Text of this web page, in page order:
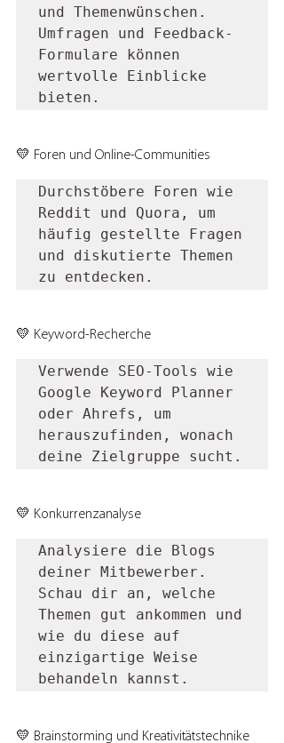
und Themenwünschen.
Umfragen und Feedback-
Formulare können
wertvolle Einblicke
bieten.
💛 Foren und Online-Communities
Durchstöbere Foren wie
Reddit und Quora, um
häufig gestellte Fragen
und diskutierte Themen
zu entdecken.
💛 Keyword-Recherche
Verwende SEO-Tools wie
Google Keyword Planner
oder Ahrefs, um
herauszufinden, wonach
deine Zielgruppe sucht.
💛 Konkurrenzanalyse
Analysiere die Blogs
deiner Mitbewerber.
Schau dir an, welche
Themen gut ankommen und
wie du diese auf
einzigartige Weise
behandeln kannst.
💛 Brainstorming und Kreativitätstechnike